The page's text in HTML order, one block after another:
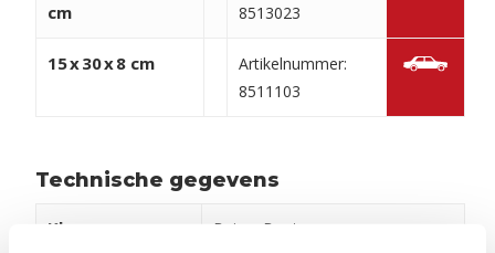
cm
8513023
15x30x8 cm
Artikelnummer:
8511103
Technische gegevens
Kleur Beige, Bont